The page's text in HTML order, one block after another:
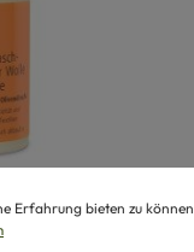
Erfahrung bieten zu